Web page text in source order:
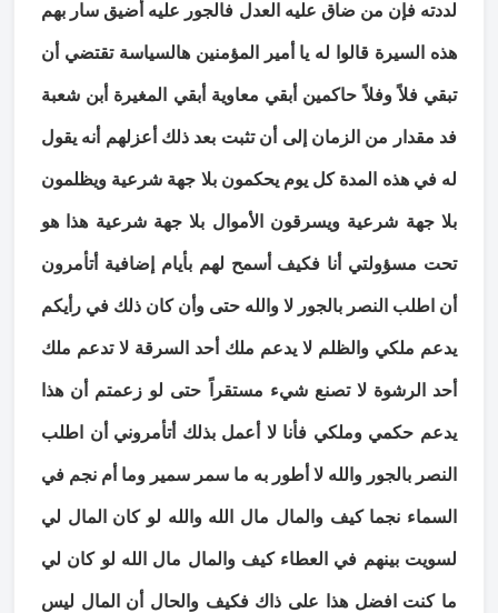
لددته فإن من ضاق عليه العدل فالجور عليه أضيق سار بهم
هذه السيرة قالوا له يا أمير المؤمنين هالسياسة تقتضي أن
تبقي فلاً وفلاً حاكمين أبقي معاوية أبقي المغيرة أبن شعبة
فد مقدار من الزمان إلى أن تثبت بعد ذلك أعزلهم أنه يقول
له في هذه المدة كل يوم يحكمون بلا جهة شرعية ويظلمون
بلا جهة شرعية ويسرقون الأموال بلا جهة شرعية هذا هو
تحت مسؤولتي أنا فكيف أسمح لهم بأيام إضافية أتأمرون
أن اطلب النصر بالجور لا والله حتى وأن كان ذلك في رأيكم
يدعم ملكي والظلم لا يدعم ملك أحد السرقة لا تدعم ملك
أحد الرشوة لا تصنع شيء مستقراً حتى لو زعمتم أن هذا
يدعم حكمي وملكي فأنا لا أعمل بذلك أتأمروني أن اطلب
النصر بالجور والله لا أطور به ما سمر سمير وما أم نجم في
السماء نجما كيف والمال مال الله والله لو كان المال لي
لسويت بينهم في العطاء كيف والمال مال الله لو كان لي
ما كنت افضل هذا على ذاك فكيف والحال أن المال ليس